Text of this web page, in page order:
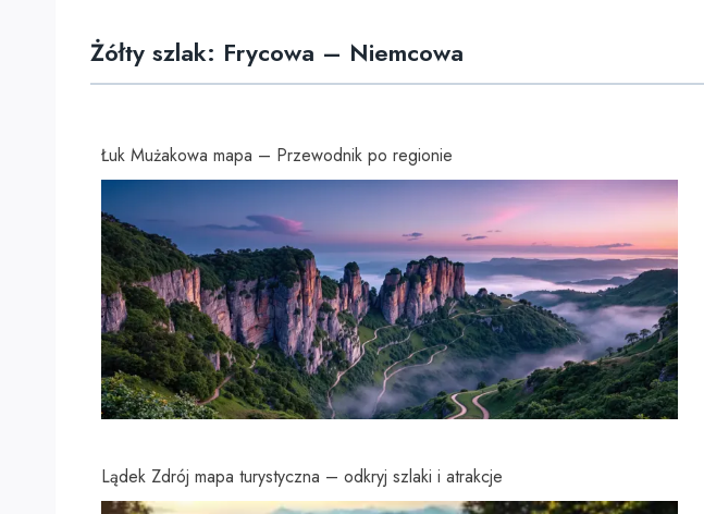
Żółty szlak: Frycowa – Niemcowa
Łuk Mużakowa mapa – Przewodnik po regionie
Lądek Zdrój mapa turystyczna – odkryj szlaki i atrakcje